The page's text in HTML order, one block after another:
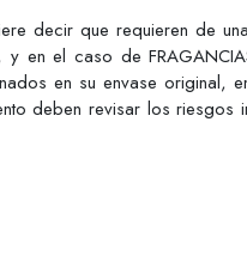
decir que requieren de
y en el caso de
en su envase original,
deben revisar los riesgos